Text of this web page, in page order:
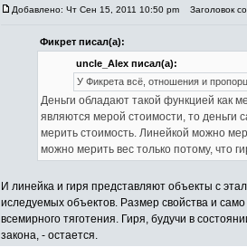
Добавлено: Чт Сен 15, 2011 10:50 pm Заголовок
Фикрет писал(а):
uncle_Alex писал(а):
У Фикрета всё, отношения и
Деньги обладают такой функцией как
являются мерой стоимости, то
мерить стоимость. Линейкой можно
можно мерить вес только потому, что
И линейка и гиря представляют объекты с
иследуемых объектов. Размер свойства и
всемирного тяготения. Гиря, будучи в
закона, - остается.